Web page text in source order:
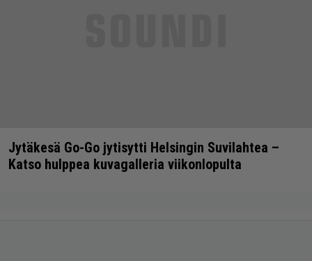
Jytäkesä Go-Go jytisytti Helsingin Suvilahtea –
Katso hulppea kuvagalleria viikonlopulta